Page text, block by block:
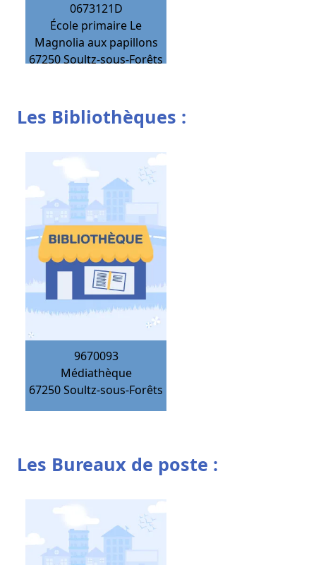
0673121D
École primaire Le
Magnolia aux papillons
67250Soultz-sous-Forêts
Les Bibliothèques :
9670093
Médiathèque
67250Soultz-sous-Forêts
Les Bureaux de poste :